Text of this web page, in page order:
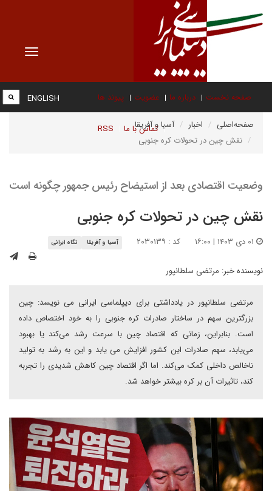
Toggle
صفحه نخست درباره ما عضویت پیوند ها
تماس با ما RSS
ENGLISH
صفحه‌اصلی اخبار
آسیا و آفریقا
نقش چین در تحولات کره جنوبی
وضعیت اقتصادی بعد از استیضاح رئیس جمهور چگونه است
نقش چین در تحولات کره جنوبی
کد : ۲۰۳۰۱۳۹ آسیا و آفریقا نگاه ایرانی
نویسنده خبر: مرتضی سلطانپور
مرتضی سلطانپور در یادداشتی برای دیپلماسی ایرانی می نویسد: چین
بزرگترین سهم در ساختار صادرات کره جنوبی را به خود اختصاص داده
است. بنابراین، زمانی که اقتصاد چین با سرعت رشد می‌کند یا بهبود
می‌یابد، سهم صادرات این کشور افزایش می یابد و این به رشد به تولید
ناخالص داخلی کمک می‌کند. اما اگر اقتصاد چین کاهش شدیدی را تجربه
کند، تاثیرات آن بر کره بیشتر خواهد شد.